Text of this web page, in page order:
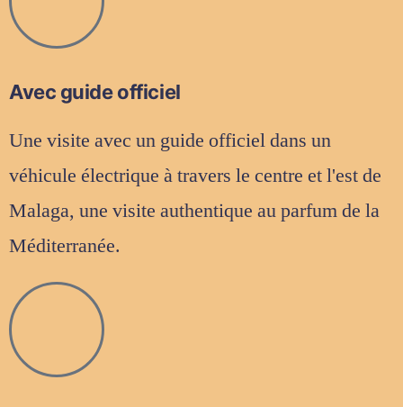
Avec guide officiel
Une visite avec un guide officiel dans un
véhicule électrique à travers le centre et l'est de
Malaga, une visite authentique au parfum de la
Méditerranée.